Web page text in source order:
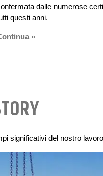
dalle numerose
questi anni.
»
significativi del nostro